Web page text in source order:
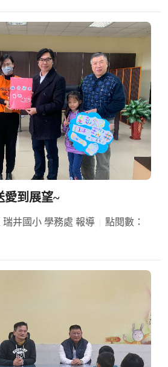
到展望~
瑞井國小 學務處 報導
點閱數：